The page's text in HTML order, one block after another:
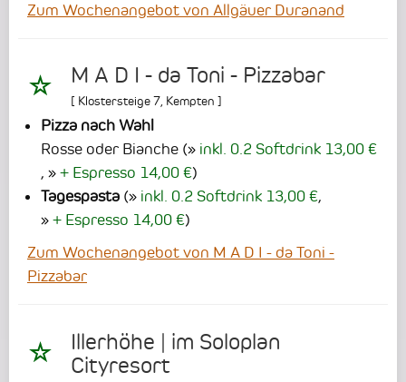
Zum Wochenangebot von Allgäuer Duranand
M A D I - da Toni - Pizzabar
[ Klostersteige 7, Kempten ]
Pizza nach Wahl
Rosse oder Bianche (
inkl. 0.2 Softdrink 13,00 €
,
+ Espresso 14,00 €)
Tagespasta ( inkl. 0.2 Softdrink 13,00 €,
+ Espresso 14,00 €)
Zum Wochenangebot von M A D I - da Toni -
Pizzabar
Illerhöhe | im Soloplan
Cityresort